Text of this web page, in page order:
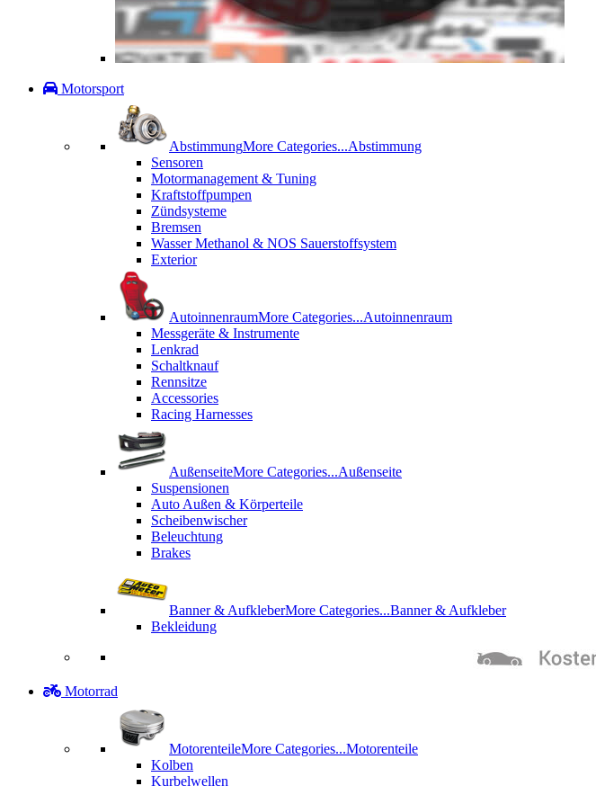
Motorsport
AbstimmungMore Categories...Abstimmung
Sensoren
Motormanagement & Tuning
Kraftstoffpumpen
Zündsysteme
Bremsen
Wasser Methanol & NOS Sauerstoffsystem
Exterior
AutoinnenraumMore Categories...Autoinnenraum
Messgeräte & Instrumente
Lenkrad
Schaltknauf
Rennsitze
Accessories
Racing Harnesses
AußenseiteMore Categories...Außenseite
Suspensionen
Auto Außen & Körperteile
Scheibenwischer
Beleuchtung
Brakes
Banner & AufkleberMore Categories...Banner & Aufkleber
Bekleidung
Motorrad
MotorenteileMore Categories...Motorenteile
Kolben
Kurbelwellen